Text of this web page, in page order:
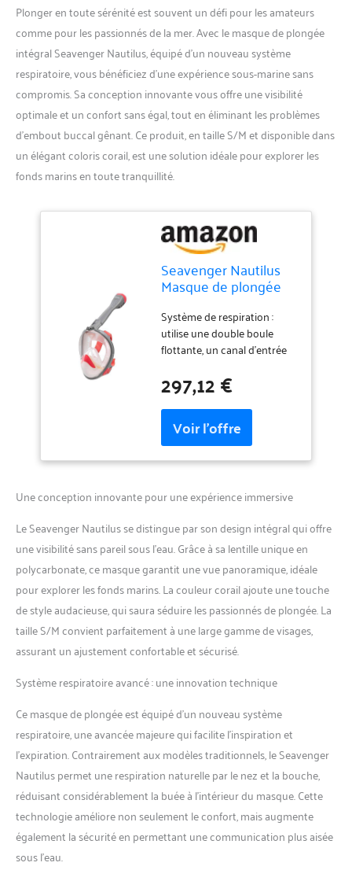
Plonger en toute sérénité est souvent un défi pour les amateurs
comme pour les passionnés de la mer. Avec le masque de plongée
intégral Seavenger Nautilus, équipé d’un nouveau système
respiratoire, vous bénéficiez d’une expérience sous-marine sans
compromis. Sa conception innovante vous offre une visibilité
optimale et un confort sans égal, tout en éliminant les problèmes
d’embout buccal gênant. Ce produit, en taille S/M et disponible dans
un élégant coloris corail, est une solution idéale pour explorer les
fonds marins en toute tranquillité.
Seavenger Nautilus
Masque de plongée
intégral avec tuba
avec nouveau
système respiratoire
(corail, taille S/M)
Système de respiration :
utilise une double boule
flottante, un canal d'entrée
sortie unidirectionnelles.
Lentille moderne : la lentille
panoramique inclinée à 180°
utilise la technologie anti-
buée, anti-fuite et anti-
vertiges. Ajustement
tailles avec sangles
ajustement parfait. Image
parfaite : documentez votre
aventure sous-marine avec
le support de caméra
d'action amovible. Sac
d'accessoires : comprend
une paire de bouchons
d'oreille, un joint torique, une
pour masque et un manuel
de l'utilisateur (français non
garanti).
297,12 €
Une conception innovante pour une expérience immersive
Le Seavenger Nautilus se distingue par son design intégral qui offre
une visibilité sans pareil sous l’eau. Grâce à sa lentille unique en
polycarbonate, ce masque garantit une vue panoramique, idéale
pour explorer les fonds marins. La couleur corail ajoute une touche
de style audacieuse, qui saura séduire les passionnés de plongée. La
taille S/M convient parfaitement à une large gamme de visages,
assurant un ajustement confortable et sécurisé.
Système respiratoire avancé : une innovation technique
Ce masque de plongée est équipé d’un nouveau système
respiratoire, une avancée majeure qui facilite l’inspiration et
l’expiration. Contrairement aux modèles traditionnels, le Seavenger
Nautilus permet une respiration naturelle par le nez et la bouche,
réduisant considérablement la buée à l’intérieur du masque. Cette
technologie améliore non seulement le confort, mais augmente
également la sécurité en permettant une communication plus aisée
sous l’eau.